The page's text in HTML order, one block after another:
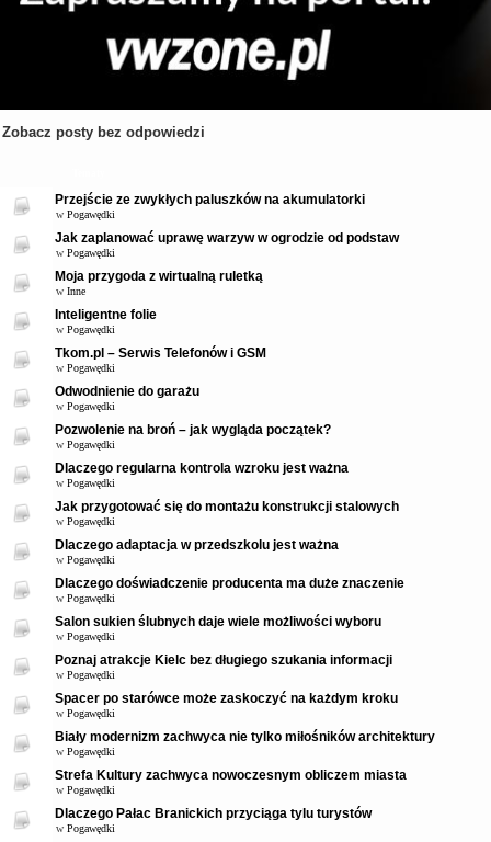
Zobacz posty bez odpowiedzi
Przejście ze zwykłych paluszków na akumulatorki
w Pogawędki
Jak zaplanować uprawę warzyw w ogrodzie od podstaw
w Pogawędki
Moja przygoda z wirtualną ruletką
w Inne
Inteligentne folie
w Pogawędki
Tkom.pl – Serwis Telefonów i GSM
w Pogawędki
Odwodnienie do garażu
w Pogawędki
Pozwolenie na broń – jak wygląda początek?
w Pogawędki
Dlaczego regularna kontrola wzroku jest ważna
w Pogawędki
Jak przygotować się do montażu konstrukcji stalowych
w Pogawędki
Dlaczego adaptacja w przedszkolu jest ważna
w Pogawędki
Dlaczego doświadczenie producenta ma duże znaczenie
w Pogawędki
Salon sukien ślubnych daje wiele możliwości wyboru
w Pogawędki
Poznaj atrakcje Kielc bez długiego szukania informacji
w Pogawędki
Spacer po starówce może zaskoczyć na każdym kroku
w Pogawędki
Biały modernizm zachwyca nie tylko miłośników architektury
w Pogawędki
Strefa Kultury zachwyca nowoczesnym obliczem miasta
w Pogawędki
Dlaczego Pałac Branickich przyciąga tylu turystów
w Pogawędki